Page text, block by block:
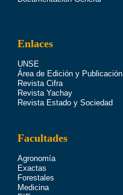
Enlaces
UNSE
Área de Edición y Publicación
Revista Cifra
Revista Yachay
Revista Estado y Sociedad
Facultades
Agronomía
Exactas
Forestales
Medicina